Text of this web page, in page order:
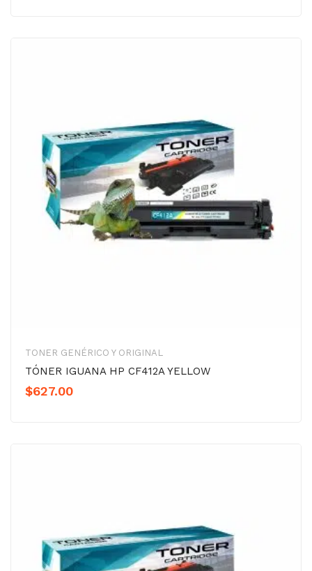
TONER GENÉRICO Y ORIGINAL
TÓNER IGUANA HP CF412A YELLOW
$627.00